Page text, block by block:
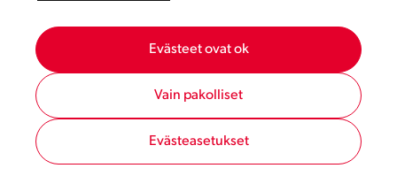
Evästeet ovat ok
Vain pakolliset
Evästeasetukset
Tietosuojaseloste